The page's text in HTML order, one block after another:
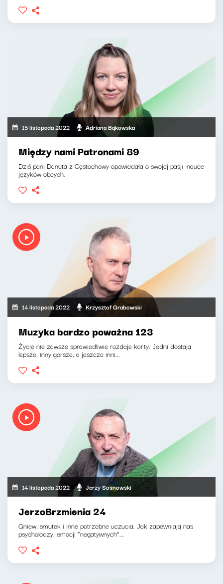
15 listopada 2022 Adriana Bąkowska
Między nami Patronami 89
Dziś pani Danuta z Cęstochowy opowiadała o swojej pasji: nauce
języków obcych.
14 listopada 2022 Krzysztof Grabowski
Muzyka bardzo poważna 123
Życie nie zawsze sprawiedliwie rozdaje karty. Jedni dostają
lepsze, inny gorsze, a jeszcze inni...
14 listopada 2022 Jerzy Sosnowski
JerzoBrzmienia 24
Gniew, smutek i inne potrzebne uczucia. Jak zapewniają nas
psycholodzy, emocji “negatywnych”...